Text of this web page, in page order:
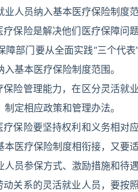
人员纳入基本医疗保险制度
保险是解决他们医疗保障问
障部门要从全面实践“三个代
基本医疗保险制度范围。
险管理能力，在区分灵活就
定相应政策和管理办法。
保险要坚持权利和义务相对
医疗保险制度相衔接，又要
人员参保方式、激励措施和待
关系的灵活就业人员，要按